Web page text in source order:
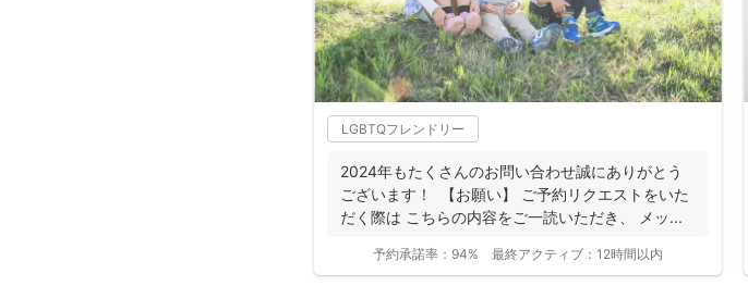
LGBTQフレンドリー
2024年もたくさんのお問い合わせ誠にありがとう
ございます！ 【お願い】 ご予約リクエストをいた
だく際は こちらの内容をご一読いただき、 メッ...
予約承諾率： 94% 最終アクティブ： 12時間以内